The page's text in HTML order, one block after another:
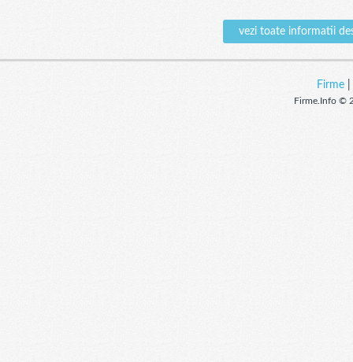
vezi toate informatii
Firme|
Firme.Info ©